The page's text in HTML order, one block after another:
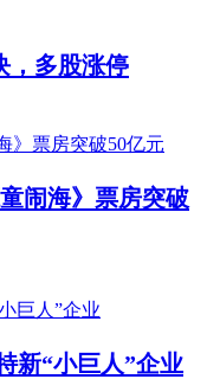
，多股涨停
闹海》票房突破
新“小巨人”企业